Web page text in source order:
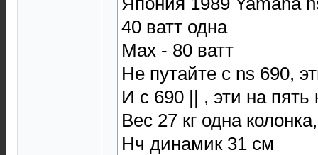
40 ватт одна
Max - 80 ватт
Не путайте с ns 690,
И с 690 || , эти на пять
Вес 27 кг одна
Нч динамик 31 см